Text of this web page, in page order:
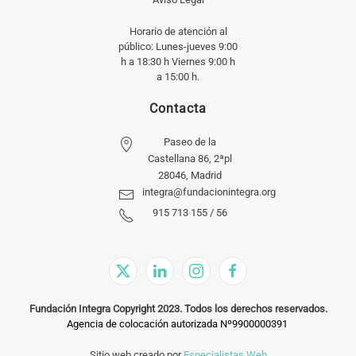
Horario de atención al
público: Lunes-jueves 9:00
h a 18:30 h Viernes 9:00 h
a 15:00 h.
Contacta
Paseo de la
Castellana 86, 2ªpl
28046, Madrid
integra@fundacionintegra.org
915 713 155 / 56
Fundación Integra Copyright 2023. Todos los derechos reservados.
Agencia de colocación autorizada Nº9900000391